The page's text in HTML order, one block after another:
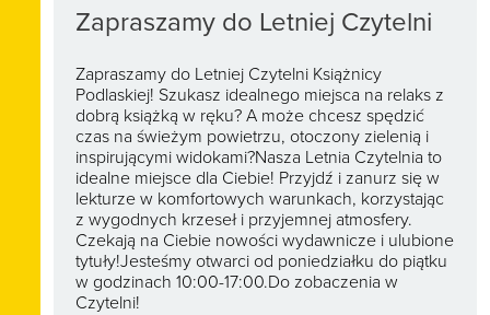
Zapraszamy do Letniej Czytelni
Zapraszamy do Letniej Czytelni Książnicy
Podlaskiej! Szukasz idealnego miejsca na relaks z
dobrą książką w ręku? A może chcesz spędzić
czas na świeżym powietrzu, otoczony zielenią i
inspirującymi widokami?Nasza Letnia Czytelnia to
idealne miejsce dla Ciebie! Przyjdź i zanurz się w
lekturze w komfortowych warunkach, korzystając
z wygodnych krzeseł i przyjemnej atmosfery.
Czekają na Ciebie nowości wydawnicze i ulubione
tytuły!Jesteśmy otwarci od poniedziałku do piątku
w godzinach 10:00-17:00.Do zobaczenia w
Czytelni!